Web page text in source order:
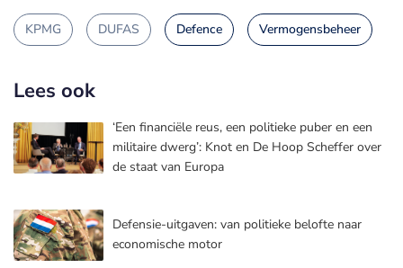
KPMG DUFAS Defence Vermogensbeheer
Lees ook
‘Een financiële reus, een politieke puber en een
militaire dwerg’: Knot en De Hoop Scheffer over
de staat van Europa
Defensie-uitgaven: van politieke belofte naar
economische motor